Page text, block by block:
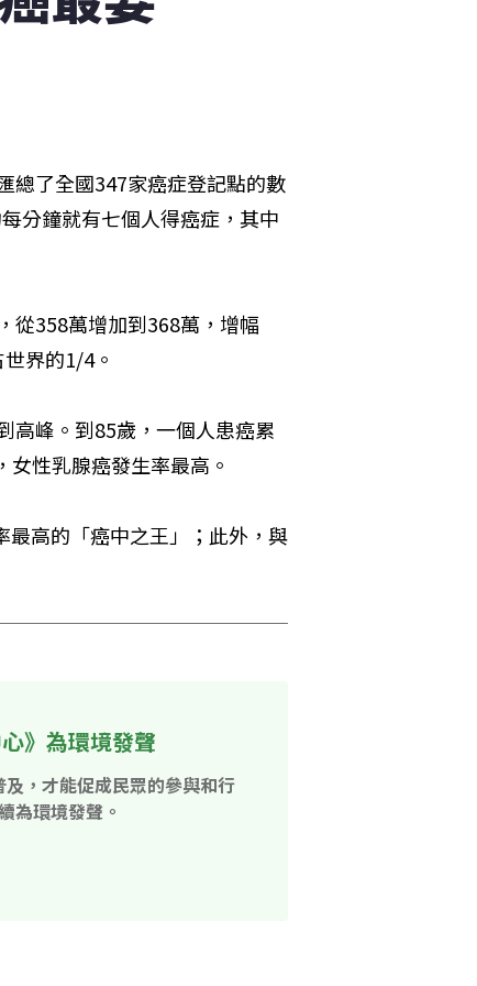
總了全國347家癌症登記點的數
分鐘就有七個人得癌症，其中
從358萬增加到368萬，增幅
界的1/4。
高峰。到85歲，一個人患癌累
性乳腺癌發生率最高。
高的「癌中之王」；此外，與
》為環境發聲
，才能促成民眾的參與和行
為環境發聲。